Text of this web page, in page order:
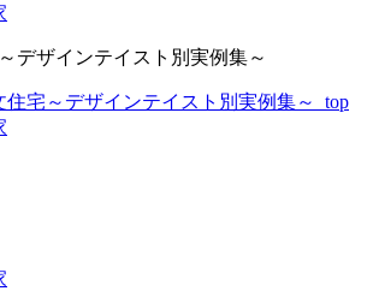
デザインテイスト別実例集～
住宅～デザインテイスト別実例集～_top